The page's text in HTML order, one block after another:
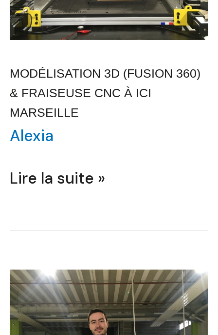
MODÉLISATION 3D (FUSION 360)
& FRAISEUSE CNC À ICI
MARSEILLE
Alexia
Lire la suite »
Modélisation
3D
(Fusion
360)